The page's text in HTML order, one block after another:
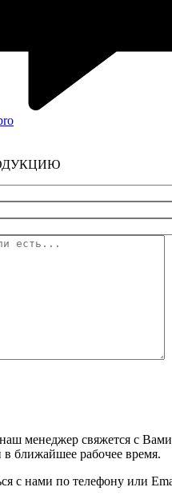
менеджер свяжется с
в ближайшее рабочее время.
с нами по телефону или